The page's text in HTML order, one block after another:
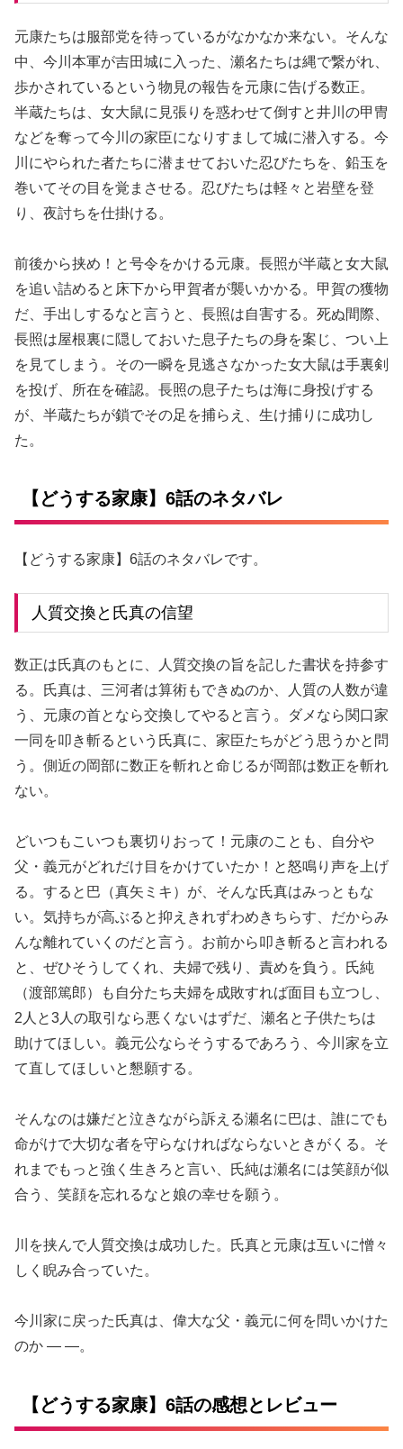
元康たちは服部党を待っているがなかなか来ない。そんな
中、今川本軍が吉田城に入った、瀬名たちは縄で繋がれ、
歩かされているという物見の報告を元康に告げる数正。
半蔵たちは、女大鼠に見張りを惑わせて倒すと井川の甲冑
などを奪って今川の家臣になりすまして城に潜入する。今
川にやられた者たちに潜ませておいた忍びたちを、鉛玉を
巻いてその目を覚まさせる。忍びたちは軽々と岩壁を登
り、夜討ちを仕掛ける。
前後から挟め！と号令をかける元康。長照が半蔵と女大鼠
を追い詰めると床下から甲賀者が襲いかかる。甲賀の獲物
だ、手出しするなと言うと、長照は自害する。死ぬ間際、
長照は屋根裏に隠しておいた息子たちの身を案じ、つい上
を見てしまう。その一瞬を見逃さなかった女大鼠は手裏剣
を投げ、所在を確認。長照の息子たちは海に身投げする
が、半蔵たちが鎖でその足を捕らえ、生け捕りに成功し
た。
【どうする家康】6話のネタバレ
【どうする家康】6話のネタバレです。
人質交換と氏真の信望
数正は氏真のもとに、人質交換の旨を記した書状を持参す
る。氏真は、三河者は算術もできぬのか、人質の人数が違
う、元康の首となら交換してやると言う。ダメなら関口家
一同を叩き斬るという氏真に、家臣たちがどう思うかと問
う。側近の岡部に数正を斬れと命じるが岡部は数正を斬れ
ない。
どいつもこいつも裏切りおって！元康のことも、自分や
父・義元がどれだけ目をかけていたか！と怒鳴り声を上げ
る。すると巴（真矢ミキ）が、そんな氏真はみっともな
い。気持ちが高ぶると抑えきれずわめきちらす、だからみ
んな離れていくのだと言う。お前から叩き斬ると言われる
と、ぜひそうしてくれ、夫婦で残り、責めを負う。氏純
（渡部篤郎）も自分たち夫婦を成敗すれば面目も立つし、
2人と3人の取引なら悪くないはずだ、瀬名と子供たちは
助けてほしい。義元公ならそうするであろう、今川家を立
て直してほしいと懇願する。
そんなのは嫌だと泣きながら訴える瀬名に巴は、誰にでも
命がけで大切な者を守らなければならないときがくる。そ
れまでもっと強く生きろと言い、氏純は瀬名には笑顔が似
合う、笑顔を忘れるなと娘の幸せを願う。
川を挟んで人質交換は成功した。氏真と元康は互いに憎々
しく睨み合っていた。
今川家に戻った氏真は、偉大な父・義元に何を問いかけた
のか — —。
【どうする家康】6話の感想とレビュー